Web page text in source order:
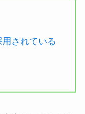
されている